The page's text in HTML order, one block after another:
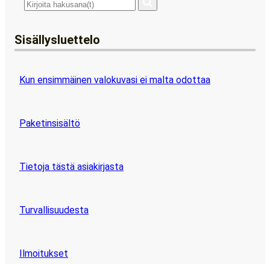
Sisällysluettelo
Kun ensimmäinen valokuvasi ei malta odottaa
Paketinsisältö
Tietoja tästä asiakirjasta
Turvallisuudesta
Ilmoitukset